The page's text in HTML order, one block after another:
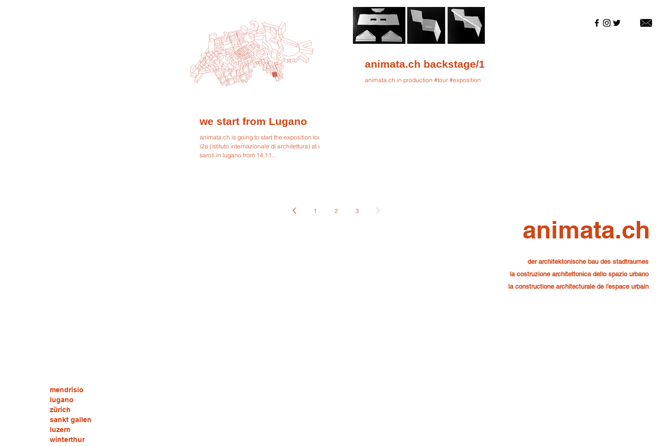
animata.ch
der architektonische bau des stadtraumes
la costruzione architettonica dello spazio urbano
la constructione architecturale de l'espace urbain
we start from Lugano
animata.ch is going to start the exposition tour at
i2a (istituto internazionale di architettura) at villa
saroli in lugano from 14.11...
animata.ch backstage/1
animata.ch in production #tour #exposition
1 2 3
lugano
winterthur
sankt gallen
zürich
luzern
mendrisio